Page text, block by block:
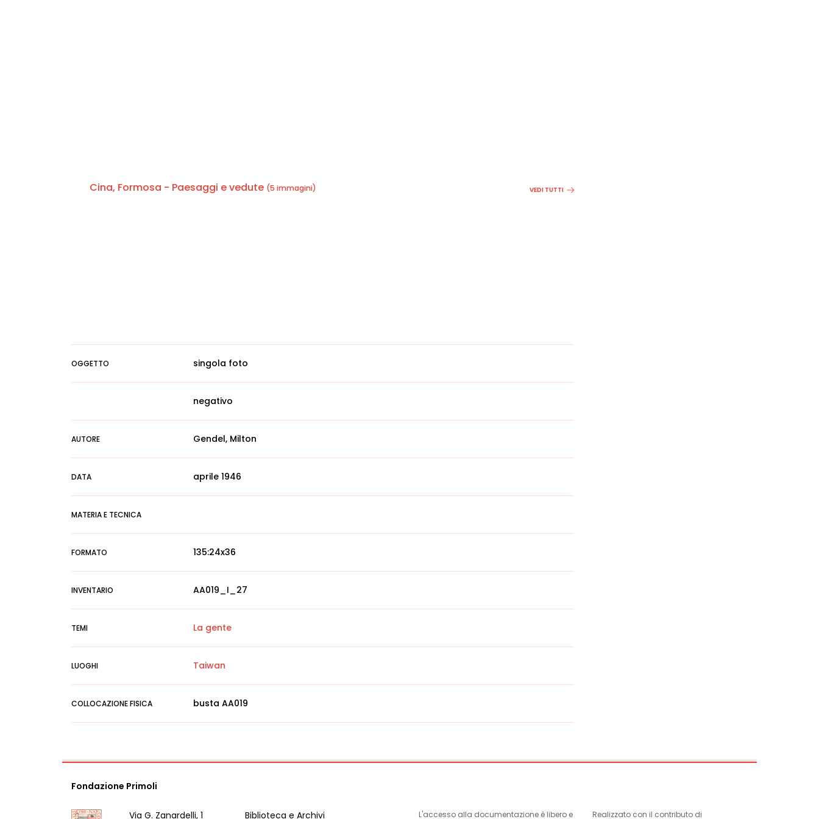
Cina, Formosa - Paesaggi e vedute (5 immagini) VEDI TUTTI
OGGETTO singola foto
negativo
AUTORE Gendel, Milton
DATA aprile 1946
MATERIA E TECNICA
FORMATO 135:24x36
INVENTARIO AA019_I_27
TEMI La gente
LUOGHI Taiwan
COLLOCAZIONE FISICA busta AA019
Fondazione Primoli
Via G. Zanardelli, 1 Biblioteca e Archivi L'accesso alla documentazione è libero e Realizzato con il contributo di